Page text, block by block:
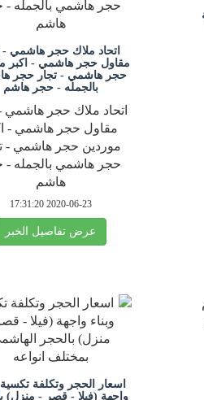
اتحاد ملاك حجر هاشمي -
مقاول حجر هاشمي - اكبر
حجر هاشمي - تجار حجر
بالجمله - حجر هاشم
اتحاد ملاك حجر هاشمي -
مقاول حجر هاشمي -
موردين حجر هاشمي -
حجر هاشمي بالجمله -
هاشم
2020-06-23 17:31:20
عرض تفاصيل الخبر
اسعار الحجر وتكلفة تكسية
واجهة (فيلا - قصر - منزل)